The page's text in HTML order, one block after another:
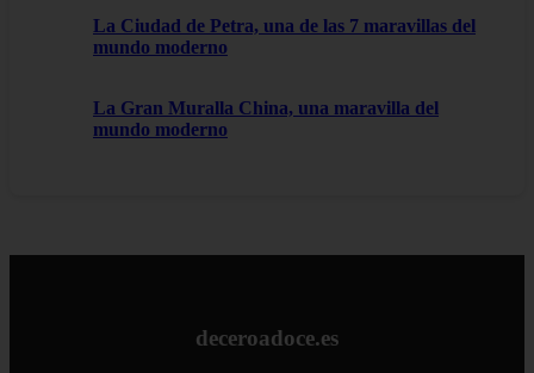
La Ciudad de Petra, una de las 7 maravillas del
mundo moderno
La Gran Muralla China, una maravilla del
mundo moderno
deceroadoce.es